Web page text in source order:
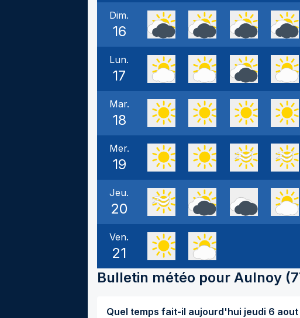
Dim.
16
Lun.
17
Mar.
18
Mer.
19
Jeu.
20
Ven.
21
Bulletin météo pour Aulnoy (
Quel temps fait-il